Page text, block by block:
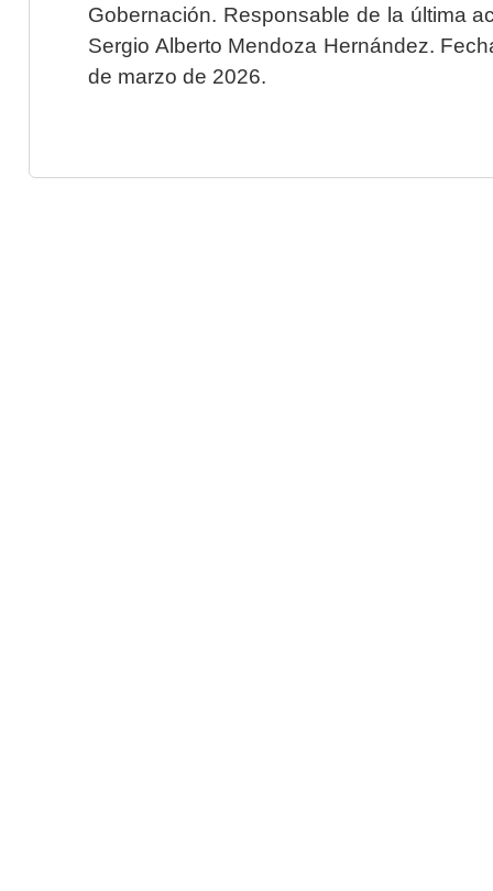
Gobernación. Responsable de la última
Sergio Alberto Mendoza Hernández.
de marzo de 2026.